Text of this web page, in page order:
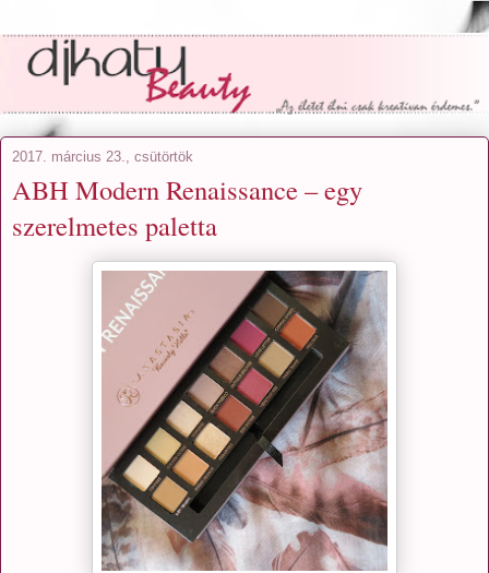
2017. március 23., csütörtök
ABH Modern Renaissance – egy
szerelmetes paletta